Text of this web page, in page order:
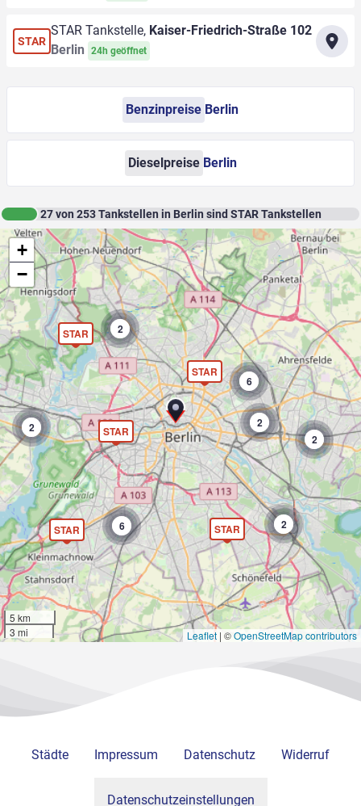
STAR
STAR Tankstelle, Kaiser-Friedrich-Straße 102
Berlin
24h geöffnet
Benzinpreise Berlin
Dieselpreise Berlin
27von 253Tankstellen in Berlin sind STAR Tankstellen
STAR 2
STAR
2
2
6
STAR
2
STAR 6
STAR 2
+
−
5 km
3 mi
Leaflet | ©OpenStreetMap contributors
Städte Impressum Datenschutz Widerruf
Datenschutzeinstellungen